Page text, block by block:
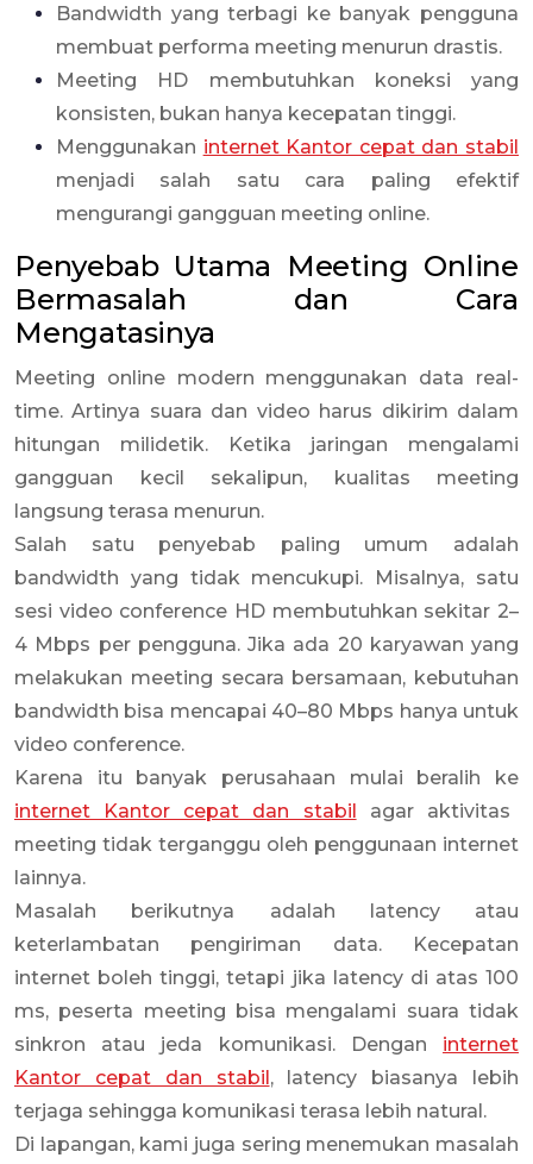
Bandwidth yang terbagi ke banyak pengguna
membuat performa meeting menurun drastis.
Meeting HD membutuhkan koneksi yang
konsisten, bukan hanya kecepatan tinggi.
Menggunakan internet Kantor cepat dan stabil
menjadi salah satu cara paling efektif
mengurangi gangguan meeting online.
Penyebab Utama Meeting Online
Bermasalah dan Cara
Mengatasinya
Meeting online modern menggunakan data real-
time. Artinya suara dan video harus dikirim dalam
hitungan milidetik. Ketika jaringan mengalami
gangguan kecil sekalipun, kualitas meeting
langsung terasa menurun.
Salah satu penyebab paling umum adalah
bandwidth yang tidak mencukupi. Misalnya, satu
sesi video conference HD membutuhkan sekitar 2–
4 Mbps per pengguna. Jika ada 20 karyawan yang
melakukan meeting secara bersamaan, kebutuhan
bandwidth bisa mencapai 40–80 Mbps hanya untuk
video conference.
Karena itu banyak perusahaan mulai beralih ke
internet Kantor cepat dan stabil agar aktivitas
meeting tidak terganggu oleh penggunaan internet
lainnya.
Masalah berikutnya adalah latency atau
keterlambatan pengiriman data. Kecepatan
internet boleh tinggi, tetapi jika latency di atas 100
ms, peserta meeting bisa mengalami suara tidak
sinkron atau jeda komunikasi. Dengan
internet
Kantor cepat dan stabil, latency biasanya lebih
terjaga sehingga komunikasi terasa lebih natural.
Di lapangan, kami juga sering menemukan masalah